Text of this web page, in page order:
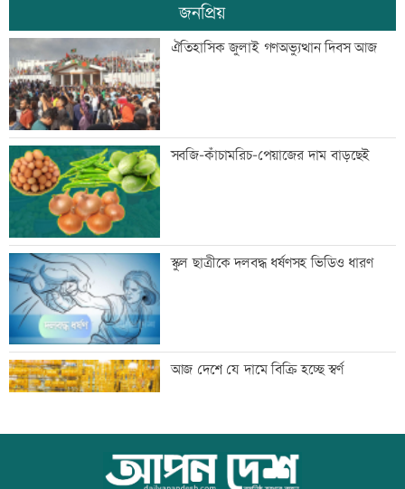
মান্দায় ২৯৬ বোতলসহ দুই মাদক কারবারি
আটক
গুরুত্বপূর্ণ ব্যক্তিদের নিয়ে অপপ্রচারের বিরুদ্ধে
সতর্ক করল পুলিশ
নিরাপত্তা পেলে দেশে ফিরতে চান সাকিব
সাকিবের দেশে ফেরার সুযোগ নেই: ক্রীড়া
প্রতিমন্ত্রী
শিল্পকলায় বিনামূল্যে ৬ সিনেমা দেখা যাবে
জনপ্রিয়
ঐতিহাসিক জুলাই গণঅভ্যুত্থান দিবস আজ
সবজি-কাঁচামরিচ-পেয়াজের দাম বাড়ছেই
স্কুল ছাত্রীকে দলবদ্ধ ধর্ষণসহ ভিডিও ধারণ
আজ দেশে যে দামে বিক্রি হচ্ছে স্বর্ণ
আজ বিশ্ব বন্ধু দিবস